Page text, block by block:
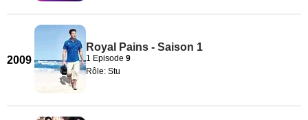
2009
Royal Pains - Saison 1
1 Episode 9
Rôle: Stu